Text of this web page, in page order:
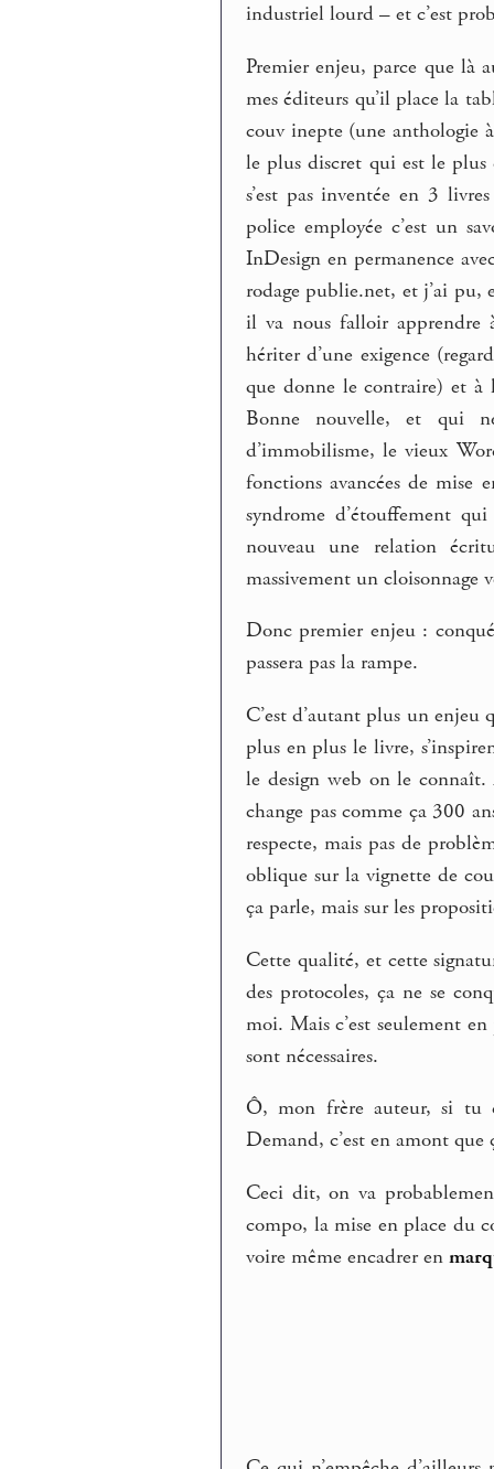
industriel lourd – et c’est
Premier enjeu, parce que là
mes éditeurs qu’il place la
couv inepte (une anthologie
le plus discret qui est le
s’est pas inventée en 3
police employée c’est un
InDesign en permanence
rodage publie.net, et j’ai pu,
il va nous falloir apprendre
hériter d’une exigence
que donne le contraire) et à
Bonne nouvelle, et qui
d’immobilisme, le vieux
fonctions avancées de mise
syndrome d’étouffement
nouveau une relation
massivement un cloisonnage
Donc premier enjeu :
passera pas la rampe.
C’est d’autant plus un enjeu
plus en plus le livre,
le design web on le
change pas comme ça 300
respecte, mais pas de
oblique sur la vignette de
ça parle, mais sur les
Cette qualité, et cette
des protocoles, ça ne se
moi. Mais c’est seulement
sont nécessaires.
Ô, mon frère auteur, si tu
Demand, c’est en amont que
Ceci dit, on va
compo, la mise en place du
voire même encadrer en